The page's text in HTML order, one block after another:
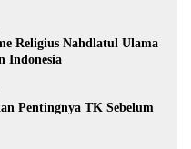
Religius Nahdlatul Ulama
Indonesia
Pentingnya TK Sebelum